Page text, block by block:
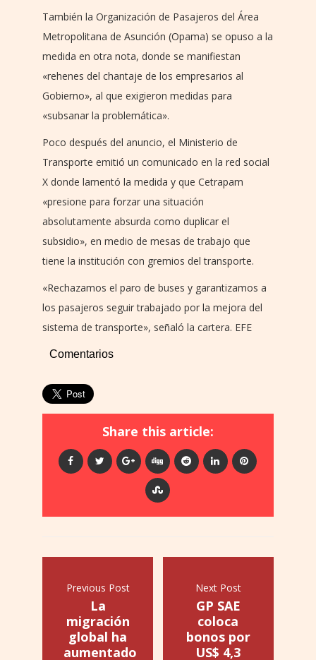
También la Organización de Pasajeros del Área
Metropolitana de Asunción (Opama) se opuso a la
medida en otra nota, donde se manifiestan
«rehenes del chantaje de los empresarios al
Gobierno», al que exigieron medidas para
«subsanar la problemática».
Poco después del anuncio, el Ministerio de
Transporte emitió un comunicado en la red social
X donde lamentó la medida y que Cetrapam
«presione para forzar una situación
absolutamente absurda como duplicar el
subsidio», en medio de mesas de trabajo que
tiene la institución con gremios del transporte.
«Rechazamos el paro de buses y garantizamos a
los pasajeros seguir trabajado por la mejora del
sistema de transporte», señaló la cartera. EFE
Comentarios
Share this article:
Previous Post
La
migración
global ha
aumentado
Next Post
GP SAE
coloca
bonos por
US$ 4,3